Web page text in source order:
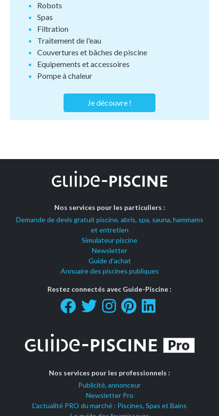
Robots
Spas
Filtration
Traitement de l'eau
Couvertures et bâches de piscine
Equipements et accessoires
Pompe à chaleur
Je découvre !
Nos services pour les particuliers :
Demande de devis gratuit piscine, abris, spa, sauna, hammams
et entretien
Simulateur piscine
Newsletter
Guide d'achat
Annuaire des piscines publiques
Restez connectés avec Guide-Piscine :
Nos services pour les professionnels :
Publicité, annonceur
Newsletter Pro
L'actualité PRO du marché : Piscines, Spas et Bains